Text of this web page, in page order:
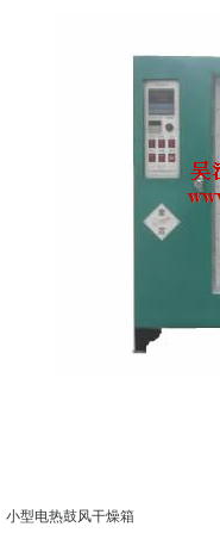
小型电热鼓风干燥箱